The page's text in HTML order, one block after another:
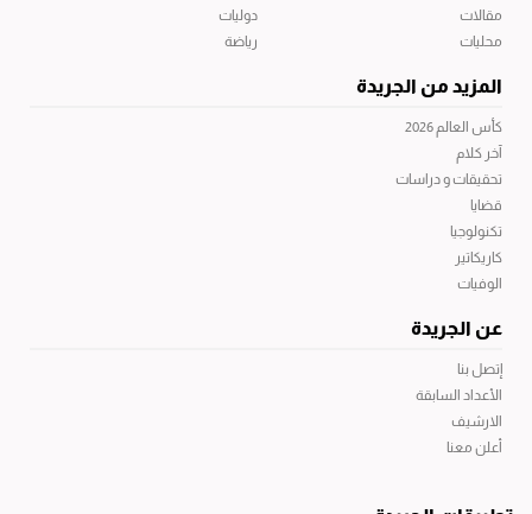
مقالات
محليات
دوليات
رياضة
المزيد من الجريدة
كأس العالم 2026
آخر كلام
تحقيقات و دراسات
قضايا
تكنولوجيا
كاريكاتير
الوفيات
عن الجريدة
إتصل بنا
الأعداد السابقة
الارشيف
أعلن معنا